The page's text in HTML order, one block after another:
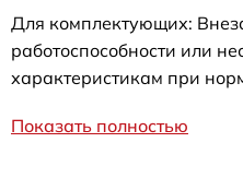
Для комплектующих:
работоспособности или
характеристикам при
Показать полностью